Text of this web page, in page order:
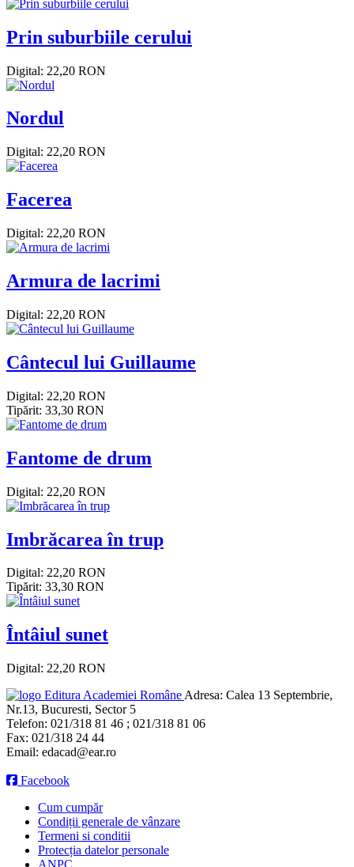
Prin suburbiile cerului
Digital: 22,20 RON
Nordul
Digital: 22,20 RON
Facerea
Digital: 22,20 RON
Armura de lacrimi
Digital: 22,20 RON
Cântecul lui Guillaume
Digital: 22,20 RON
Tipărit: 33,30 RON
Fantome de drum
Digital: 22,20 RON
Imbrăcarea în trup
Digital: 22,20 RON
Tipărit: 33,30 RON
Întâiul sunet
Digital: 22,20 RON
Editura Academiei Române Adresa: Calea 13 Septembrie,
Nr.13, Bucuresti, Sector 5
Telefon: 021/318 81 46 ; 021/318 81 06
Fax: 021/318 24 44
Email: edacad@ear.ro
Facebook
Cum cumpăr
Condiții generale de vânzare
Termeni si conditii
Protecția datelor personale